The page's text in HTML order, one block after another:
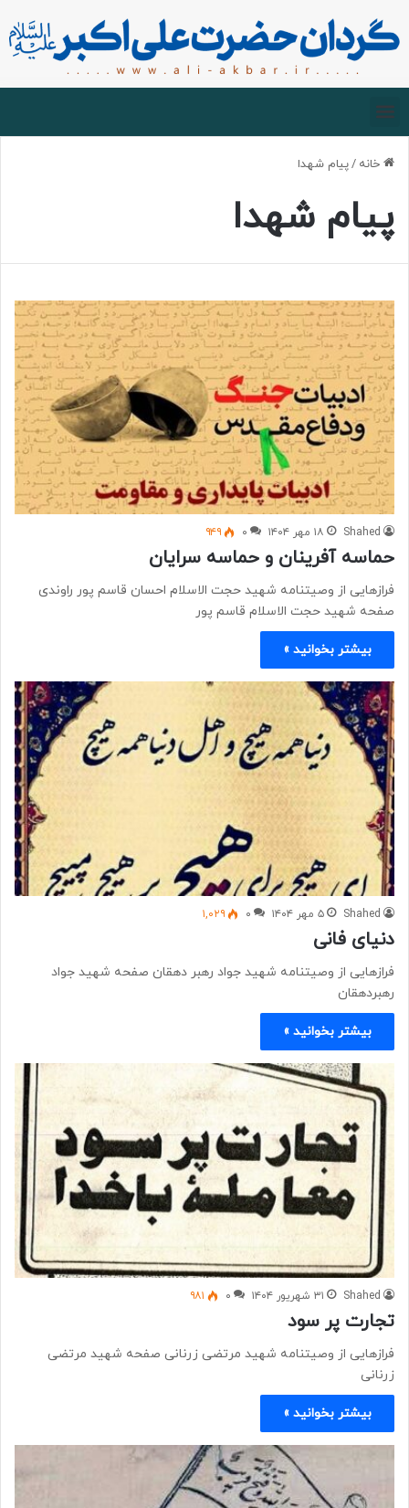
خانه /پیام شهدا
پیام شهدا
Shahed ۱۸ مهر ۱۴۰۴ ۰ ۹۴۹
حماسه آفرینان و حماسه سرایان
فرازهایی از وصیتنامه شهید حجت الاسلام احسان قاسم پور راوندی
صفحه شهید حجت الاسلام قاسم پور
بیشتر بخوانید »
Shahed ۵ مهر ۱۴۰۴ ۰ ۱,۰۲۹
دنیای فانی
فرازهایی از وصیتنامه شهید جواد رهبر دهقان صفحه شهید جواد
رهبردهقان
بیشتر بخوانید »
Shahed ۳۱ شهریور ۱۴۰۴ ۰ ۹۸۱
تجارت پر سود
فرازهایی از وصیتنامه شهید مرتضی زرنانی صفحه شهید مرتضی
زرنانی
بیشتر بخوانید »